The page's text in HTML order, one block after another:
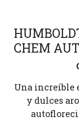
CHEM
Una increíble
y dulces